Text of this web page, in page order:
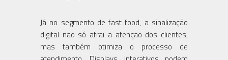
Já no segmento de fast food, a sinalização
digital não só atrai a atenção dos clientes,
mas também otimiza o processo de